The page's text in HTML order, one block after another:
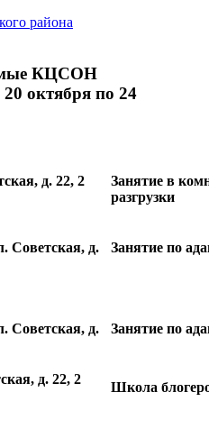
КЦСОН
октября по 24
д. 22, 2
Занятие в
разгрузки
Советская, д.
Занятие по
Советская, д.
Занятие по
д. 22, 2
Школа